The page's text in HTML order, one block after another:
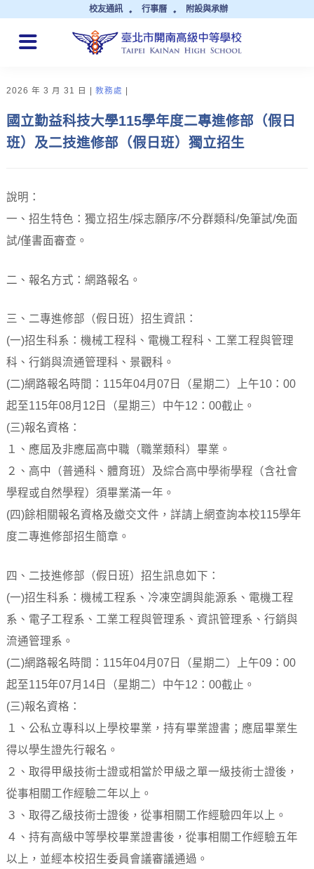
校友通訊 行事曆 附設與承辦
QUICK LINKS
2026 年 3 月 31 日 教務處
國立勤益科技大學115學年度二專進修部（假日
班）及二技進修部（假日班）獨立招生
說明：
一、招生特色：獨立招生/採志願序/不分群類科/免筆試/免面
試/僅書面審查。
二、報名方式：網路報名。
三、二專進修部（假日班）招生資訊：
(一)招生科系：機械工程科、電機工程科、工業工程與管理
科、行銷與流通管理科、景觀科。
(二)網路報名時間：115年04月07日（星期二）上午10：00
起至115年08月12日（星期三）中午12：00截止。
(三)報名資格：
１、應屆及非應屆高中職（職業類科）畢業。
２、高中（普通科、體育班）及綜合高中學術學程（含社會
學程或自然學程）須畢業滿一年。
(四)餘相關報名資格及繳交文件，詳請上網查詢本校115學年
度二專進修部招生簡章。
四、二技進修部（假日班）招生訊息如下：
(一)招生科系：機械工程系、冷凍空調與能源系、電機工程
系、電子工程系、工業工程與管理系、資訊管理系、行銷與
流通管理系。
(二)網路報名時間：115年04月07日（星期二）上午09：00
起至115年07月14日（星期二）中午12：00截止。
(三)報名資格：
１、公私立專科以上學校畢業，持有畢業證書；應屆畢業生
得以學生證先行報名。
２、取得甲級技術士證或相當於甲級之單一級技術士證後，
從事相關工作經驗二年以上。
３、取得乙級技術士證後，從事相關工作經驗四年以上。
４、持有高級中等學校畢業證書後，從事相關工作經驗五年
以上，並經本校招生委員會議審議通過。